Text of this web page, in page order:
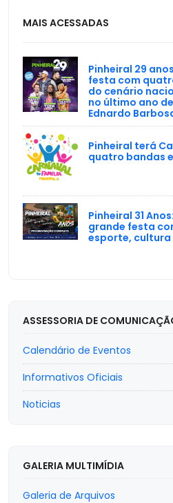
MAIS ACESSADAS
Pinheiral 29
festa com
do cenário
no último ano
Ednardo
Pinheiral terá
quatro bandas
Pinheiral 31
grande festa
esporte, cultura
ASSESSORIA DE
Calendário de Eventos
Informativos Oficiais
Noticias
GALERIA MULTIMÍDIA
Galeria de Arquivos